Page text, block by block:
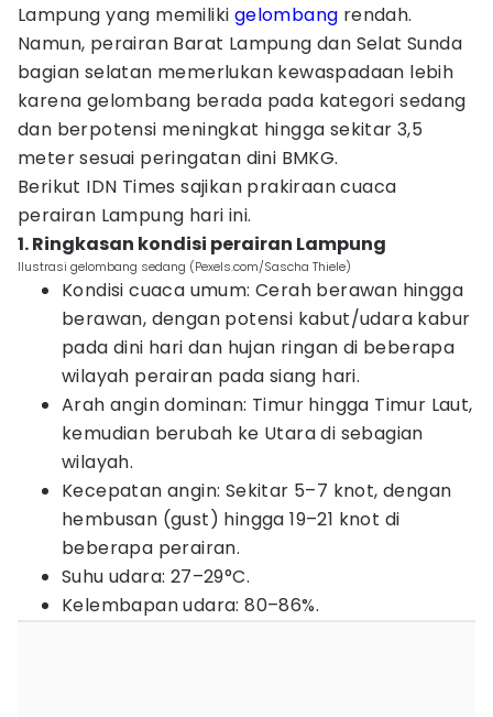
Lampung yang memiliki gelombang rendah.
Namun, perairan Barat Lampung dan Selat Sunda
bagian selatan memerlukan kewaspadaan lebih
karena gelombang berada pada kategori sedang
dan berpotensi meningkat hingga sekitar 3,5
meter sesuai peringatan dini BMKG.
Berikut IDN Times sajikan prakiraan cuaca
perairan Lampung hari ini.
1. Ringkasan kondisi perairan Lampung
Ilustrasi gelombang sedang (Pexels.com/Sascha Thiele)
Kondisi cuaca umum: Cerah berawan hingga
berawan, dengan potensi kabut/udara kabur
pada dini hari dan hujan ringan di beberapa
wilayah perairan pada siang hari.
Arah angin dominan: Timur hingga Timur Laut,
kemudian berubah ke Utara di sebagian
wilayah.
Kecepatan angin: Sekitar 5–7 knot, dengan
hembusan (gust) hingga 19–21 knot di
beberapa perairan.
Suhu udara: 27–29°C.
Kelembapan udara: 80–86%.